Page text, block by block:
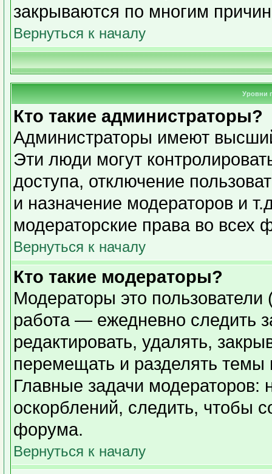
закрываются по многим
Вернуться к началу
Уровни
Кто такие администраторы?
Администраторы имеют
Эти люди могут
доступа, отключение
и назначение модераторов и
модераторские права во всех
Вернуться к началу
Кто такие модераторы?
Модераторы это пользователи
работа — ежедневно следить
редактировать, удалять,
перемещать и разделять темы
Главные задачи модераторов:
оскорблений, следить, чтобы
форума.
Вернуться к началу